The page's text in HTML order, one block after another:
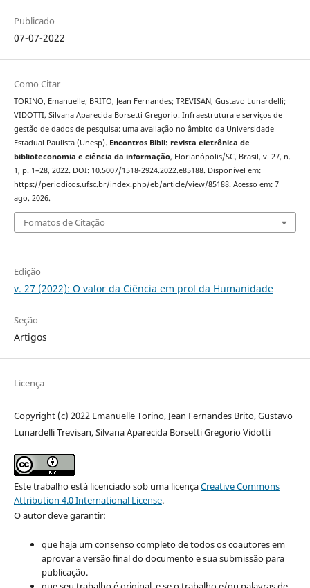
Publicado
07-07-2022
Como Citar
TORINO, Emanuelle; BRITO, Jean Fernandes; TREVISAN, Gustavo Lunardelli;
VIDOTTI, Silvana Aparecida Borsetti Gregorio. Infraestrutura e serviços de
gestão de dados de pesquisa: uma avaliação no âmbito da Universidade
Estadual Paulista (Unesp). Encontros Bibli: revista eletrônica de
biblioteconomia e ciência da informação, Florianópolis/SC, Brasil, v. 27, n.
1, p. 1–28, 2022. DOI: 10.5007/1518-2924.2022.e85188. Disponível em:
https://periodicos.ufsc.br/index.php/eb/article/view/85188. Acesso em: 7
ago. 2026.
Fomatos de Citação
Edição
v. 27 (2022): O valor da Ciência em prol da Humanidade
Seção
Artigos
Licença
Copyright (c) 2022 Emanuelle Torino, Jean Fernandes Brito, Gustavo
Lunardelli Trevisan, Silvana Aparecida Borsetti Gregorio Vidotti
Este trabalho está licenciado sob uma licençaCreative Commons
Attribution 4.0 International License.
O autor deve garantir:
que haja um consenso completo de todos os coautores em
aprovar a versão final do documento e sua submissão para
publicação.